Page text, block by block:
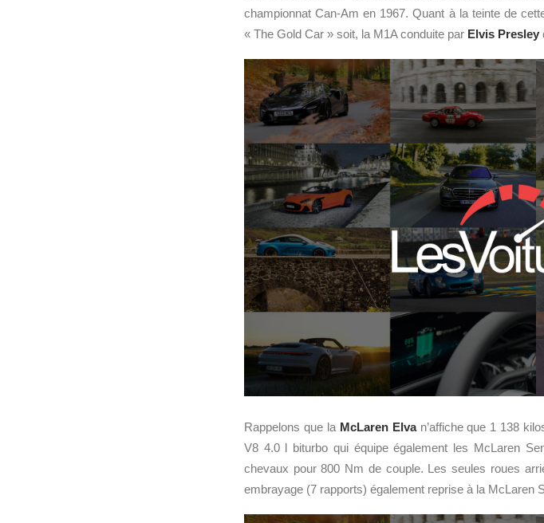
championnat Can-Am en 1967. Quant à la teinte de
« The Gold Car » soit, la M1A conduite par Elvis Presley
Rappelons que la McLaren Elvan’affiche que 1 138
V8 4.0 l biturbo qui équipe également les McLaren
chevaux pour 800 Nm de couple. Les seules roues
embrayage (7 rapports) également reprise à la McLaren